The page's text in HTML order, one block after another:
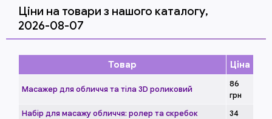
Ціни на товари з нашого каталогу,
2026-08-07
Товар Ціна
Масажер для обличчя та тіла 3D роликовий
86
грн
Набір для масажу обличчя: ролер та скребок
34